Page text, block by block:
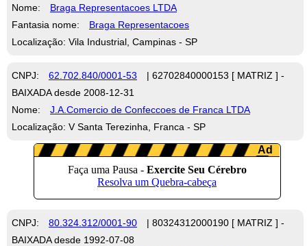
Nome:
Braga Representacoes LTDA
Fantasia nome:
Braga Representacoes
Localização: Vila Industrial, Campinas - SP
CNPJ: 62.702.840/0001-53
| 62702840000153 [ MATRIZ ] -
BAIXADA desde 2008-12-31
Nome:
J.A.Comercio de Confeccoes de Franca LTDA
Localização: V Santa Terezinha, Franca - SP
CNPJ: 80.324.312/0001-90
| 80324312000190 [ MATRIZ ] -
BAIXADA desde 1992-07-08